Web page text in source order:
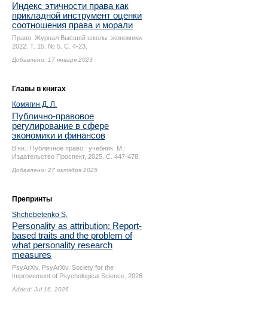
Индекс этичности права как
прикладной инструмент оценки
соотношения права и морали
Право. Журнал Высшей школы экономики.
2022. Т. 15. № 5. С. 4-23.
Добавлено: 17 января 2023
Главы в книгах
Комягин Д. Л.
Публично-правовое
регулирование в сфере
экономики и финансов
В кн.: Публичное право : учебник. М.:
Издательство Проспект, 2025. С. 447-478.
Добавлено: 27 октября 2025
Препринты
Shchebetenko S.
Personality as attribution: Report-
based traits and the problem of
what personality research
measures
PsyArXiv. PsyArXiv. Society for the
Improvement of Psychological Science, 2026
Added: Jul 16, 2026